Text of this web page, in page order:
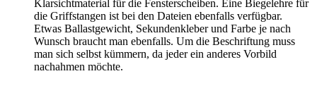
Klarsichtmaterial für die Fensterscheiben. Eine Biegelehre für
die Griffstangen ist bei den Dateien ebenfalls verfügbar.
Etwas Ballastgewicht, Sekundenkleber und Farbe je nach
Wunsch braucht man ebenfalls. Um die Beschriftung muss
man sich selbst kümmern, da jeder ein anderes Vorbild
nachahmen möchte.